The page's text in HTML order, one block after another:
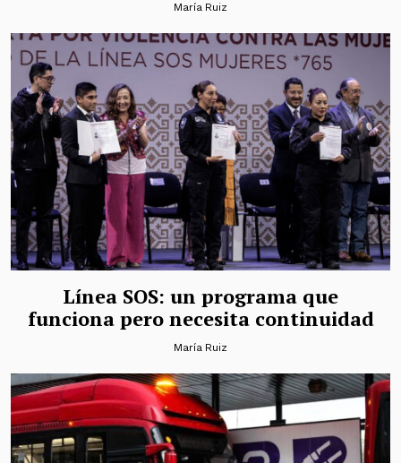
María Ruiz
Línea SOS: un programa que
funciona pero necesita continuidad
María Ruiz